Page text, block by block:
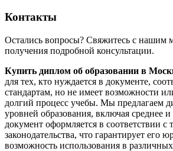
Контакты
Остались вопросы? Свяжитесь с нашим
получения подробной консультации.
Купить диплом об образовании в
для тех, кто нуждается в документе,
стандартам, но не имеет возможности
долгий процесс учебы. Мы предлагаем
уровней образования, включая среднее
документ оформляется в соответствии с
законодательства, что гарантирует его
возможность использования в